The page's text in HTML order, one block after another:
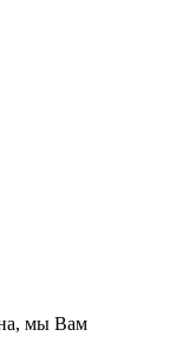
мы Вам